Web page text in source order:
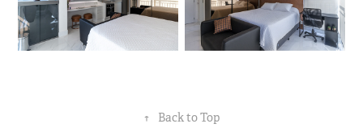
↑ Back to Top